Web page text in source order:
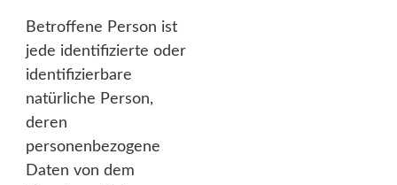
Betroffene Person ist
jede identifizierte oder
identifizierbare
natürliche Person,
deren
personenbezogene
Daten von dem